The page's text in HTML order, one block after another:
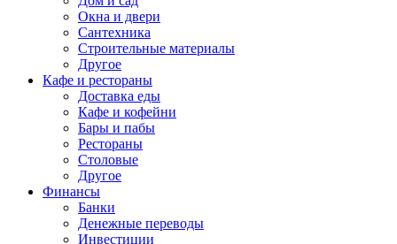
Окна и двери
Сантехника
Строительные материалы
Другое
Кафе и рестораны
Доставка еды
Кафе и кофейни
Бары и пабы
Рестораны
Столовые
Другое
Финансы
Банки
Денежные переводы
Инвестиции